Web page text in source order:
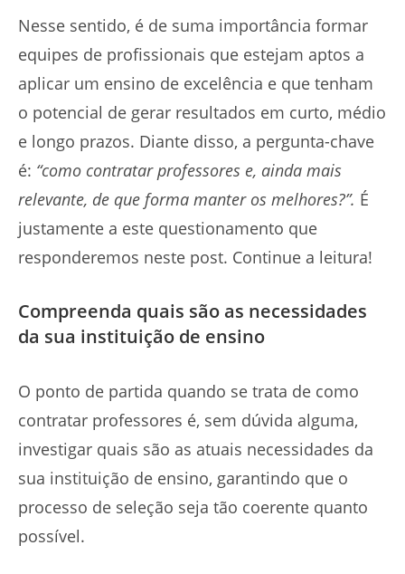
Nesse sentido, é de suma importância formar
equipes de profissionais que estejam aptos a
aplicar um ensino de excelência e que tenham
o potencial de gerar resultados em curto, médio
e longo prazos. Diante disso, a pergunta-chave
é: “como contratar professores e, ainda mais
relevante, de que forma manter os melhores?”. É
justamente a este questionamento que
responderemos neste post. Continue a leitura!
Compreenda quais são as necessidades
da sua instituição de ensino
O ponto de partida quando se trata de como
contratar professores é, sem dúvida alguma,
investigar quais são as atuais necessidades da
sua instituição de ensino, garantindo que o
processo de seleção seja tão coerente quanto
possível.